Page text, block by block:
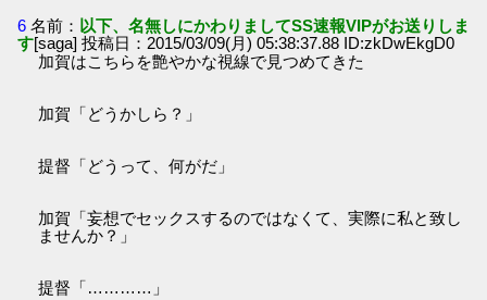
6 名前： 以下、名無しにかわりましてSS速報VIPがお送りしま
す[saga] 投稿日：2015/03/09(月) 05:38:37.88 ID:zkDwEkgD0
加賀はこちらを艶やかな視線で見つめてきた
加賀「どうかしら？」
提督「どうって、何がだ」
加賀「妄想でセックスするのではなくて、実際に私と致し
ませんか？」
提督「…………」